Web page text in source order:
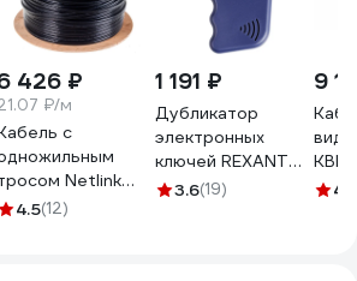
426 ₽
₽/м
с
Netlink
NL-
4.5(12)
1 191 ₽
Дубликатор
электронных
ключей REXANT
125KHz формат
3.6(19)
9
КВК-
4.7